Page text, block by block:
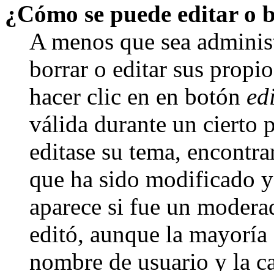
¿Cómo se puede editar o
A menos que sea
borrar o editar sus
hacer clic en en botón
válida durante un cierto
editase su tema,
que ha sido modificado
aparece si fue un
editó, aunque la
nombre de usuario y la